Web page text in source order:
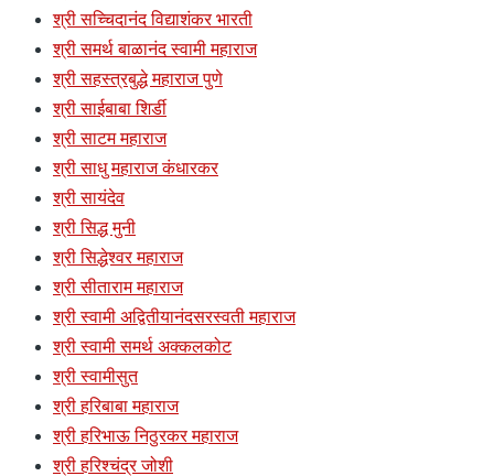
श्री सच्चिदानंद विद्याशंकर भारती
श्री समर्थ बाळानंद स्वामी महाराज
श्री सहस्त्रबुद्धे महाराज पुणे
श्री साईबाबा शिर्डी
श्री साटम महाराज
श्री साधु महाराज कंधारकर
श्री सायंदेव
श्री सिद्ध मुनी
श्री सिद्धेश्वर महाराज
श्री सीताराम महाराज
श्री स्वामी अद्वितीयानंदसरस्वती महाराज
श्री स्वामी समर्थ अक्कलकोट
श्री स्वामीसुत
श्री हरिबाबा महाराज
श्री हरिभाऊ निठुरकर महाराज
श्री हरिश्चंद्र जोशी